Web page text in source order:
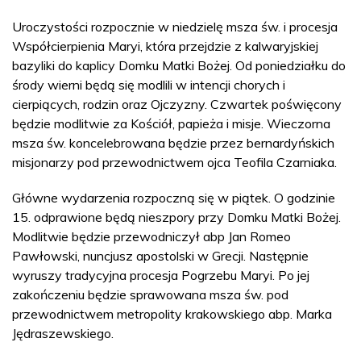
Uroczystości rozpocznie w niedzielę msza św. i procesja
Współcierpienia Maryi, która przejdzie z kalwaryjskiej
bazyliki do kaplicy Domku Matki Bożej. Od poniedziałku do
środy wierni będą się modlili w intencji chorych i
cierpiących, rodzin oraz Ojczyzny. Czwartek poświęcony
będzie modlitwie za Kościół, papieża i misje. Wieczorna
msza św. koncelebrowana będzie przez bernardyńskich
misjonarzy pod przewodnictwem ojca Teofila Czarniaka.
Główne wydarzenia rozpoczną się w piątek. O godzinie
15. odprawione będą nieszpory przy Domku Matki Bożej.
Modlitwie będzie przewodniczył abp Jan Romeo
Pawłowski, nuncjusz apostolski w Grecji. Następnie
wyruszy tradycyjna procesja Pogrzebu Maryi. Po jej
zakończeniu będzie sprawowana msza św. pod
przewodnictwem metropolity krakowskiego abp. Marka
Jędraszewskiego.